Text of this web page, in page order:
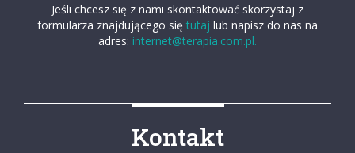
Jeśli chcesz się z nami skontaktować skorzystaj z
formularza znajdującego się tutaj lub napisz do nas na
adres: internet@terapia.com.pl.
Kontakt